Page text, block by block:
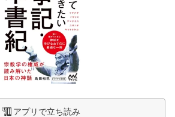
アプリで立ち読み